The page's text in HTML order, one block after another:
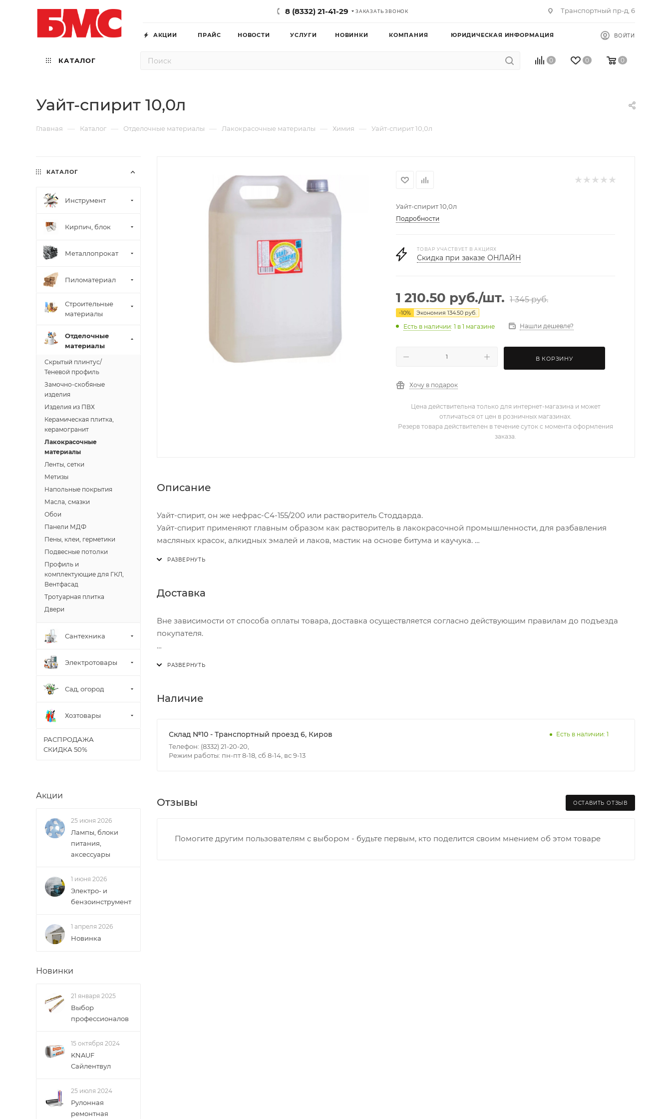
8 (8332) 21-41-29 ЗАКАЗАТЬ ЗВОНОК Транспортный пр-д, 6
АКЦИИ ПРАЙС НОВОСТИ УСЛУГИ НОВИНКИ КОМПАНИЯ ЮРИДИЧЕСКАЯ ИНФОРМАЦИЯ ВОЙТИ
КАТАЛОГ 0 0 0
Уайт-спирит 10,0л
Главная — Каталог — Отделочные материалы — Лакокрасочные материалы — Химия — Уайт-спирит 10,0л
Уайт-спирит 10,0л
Подробности
ТОВАР УЧАСТВУЕТ В АКЦИЯХ
Скидка при заказе ОНЛАЙН
1 210.50 руб./шт. 1 345руб.
-10% Экономия 134.50 руб.
Есть в наличии: 1 в 1 магазине Нашли дешевле?
В КОРЗИНУ
Хочу в подарок
Цена действительна только для интернет-магазина и может
отличаться от цен в розничных магазинах.
Резерв товара действителен в течение суток с момента оформления
заказа.
Описание
Уайт-спирит, он же нефрас-С4-155/200 или растворитель Стоддарда.
Уайт-спирит применяют главным образом как растворитель в лакокрасочной промышленности, для разбавления
масляных красок, алкидных эмалей и лаков, мастик на основе битума и каучука.
Доставка
Вне зависимости от способа оплаты товара, доставка осуществляется согласно действующим правилам до подъезда
покупателя.
Итоговая стоимость доставки зависит от:
- количества торговых точек для погрузки товаров.
Границы доставки в черте города на выезд (перекрестки улиц):
• Производственная - Потребкооперации
• Щорса – Ульяновская
Наличие
Склад №10 - Транспортный проезд 6, Киров
Телефон: (8332) 21-20-20,
Режим работы: пн-пт 8-18, сб 8-14, вс 9-13
Есть в наличии: 1
Отзывы ОСТАВИТЬ ОТЗЫВ
Помогите другим пользователям с выбором - будьте первым, кто поделится своим мнением об этом товаре
КАТАЛОГ
Инструмент
Кирпич, блок
Металлопрокат
Пиломатериал
Строительные
материалы
Отделочные
материалы
Скрытый плинтус/
Теневой профиль
Замочно-скобяные
изделия
Изделия из ПВХ
Керамическая плитка,
керамогранит
Лакокрасочные
материалы
Ленты, сетки
Метизы
Напольные покрытия
Масла, смазки
Обои
Панели МДФ
Пены, клеи, герметики
Подвесные потолки
Профиль и
комплектующие для ГКЛ,
Вентфасад
Тротуарная плитка
Двери
Сантехника
Электротовары
Сад, огород
Хозтовары
РАСПРОДАЖА
СКИДКА 50%
Акции
25 июня 2026
Лампы, блоки
питания,
аксессуары
1 июня 2026
Электро- и
бензоинструмент
1 апреля 2026
Новинка
Новинки
21 января 2025
Выбор
профессионалов
15 октября 2024
KNAUF
Сайлентвул
25 июля 2024
Рулонная
ремонтная